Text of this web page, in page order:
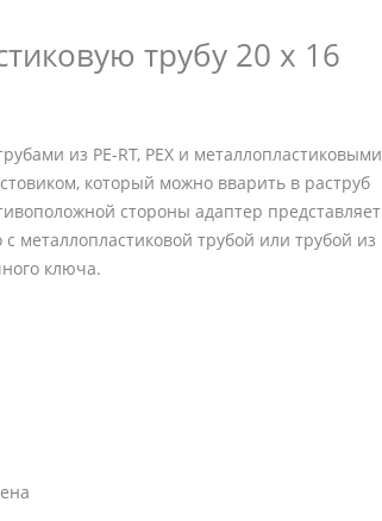
трубу 20 х 16
из PE-RT, PEX и металлопластиковыми
который можно вварить в раструб
стороны адаптер представляет
металлопластиковой трубой или трубой из
ключа.